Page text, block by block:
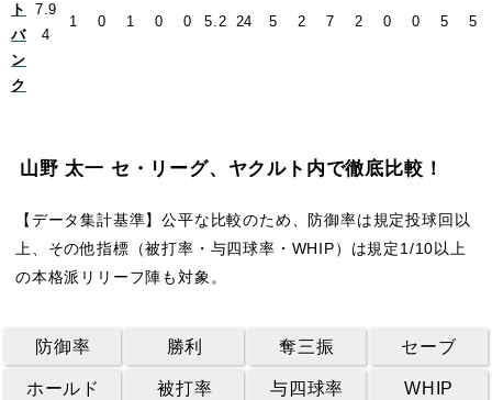
ト
バ
ン
ク
7.9
4
1 0 1 0 0 5.2 24 5 2 7 2 0 0 5 5
山野 太一 セ・リーグ、ヤクルト内で徹底比較！
【データ集計基準】公平な比較のため、防御率は規定投球回以
上、その他指標（被打率・与四球率・WHIP）は規定1/10以上
の本格派リリーフ陣も対象。
防御率 勝利 奪三振 セーブ
ホールド 被打率 与四球率 WHIP